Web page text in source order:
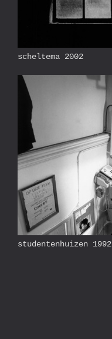
scheltema 2002
studentenhuizen 1992